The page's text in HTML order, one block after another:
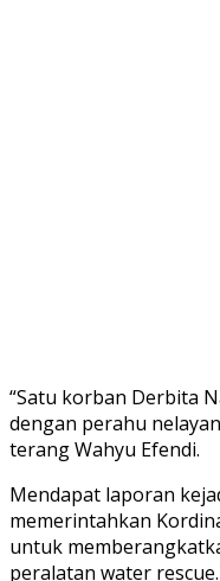
“Satu korban Derbita
dengan perahu
terang Wahyu Efendi.
Mendapat laporan
memerintahkan
untuk
peralatan water